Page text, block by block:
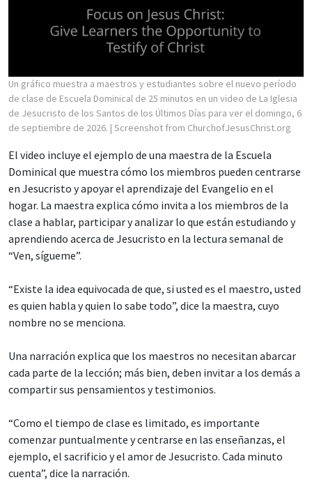
Un gráfico muestra a maestros y estudiantes sobre el nuevo período
de clase de Escuela Dominical de 25 minutos en un video de La Iglesia
de Jesucristo de los Santos de los Últimos Días para ver el domingo, 6
de septiembre de 2026. | Screenshot from ChurchofJesusChrist.org
El video incluye el ejemplo de una maestra de la Escuela
Dominical que muestra cómo los miembros pueden centrarse
en Jesucristo y apoyar el aprendizaje del Evangelio en el
hogar. La maestra explica cómo invita a los miembros de la
clase a hablar, participar y analizar lo que están estudiando y
aprendiendo acerca de Jesucristo en la lectura semanal de
“Ven, sígueme”.
“Existe la idea equivocada de que, si usted es el maestro, usted
es quien habla y quien lo sabe todo”, dice la maestra, cuyo
nombre no se menciona.
Una narración explica que los maestros no necesitan abarcar
cada parte de la lección; más bien, deben invitar a los demás a
compartir sus pensamientos y testimonios.
“Como el tiempo de clase es limitado, es importante
comenzar puntualmente y centrarse en las enseñanzas, el
ejemplo, el sacrificio y el amor de Jesucristo. Cada minuto
cuenta”, dice la narración.